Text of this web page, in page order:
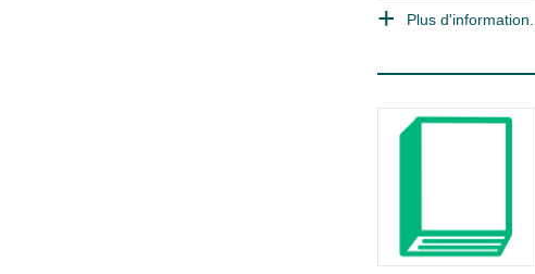
Plus d'information...